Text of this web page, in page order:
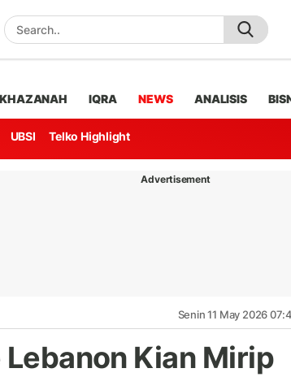
KHAZANAH IQRA NEWS ANALISIS
UBSI Telko Highlight
Advertisement
Senin 11 May 2026
Kian Mirip